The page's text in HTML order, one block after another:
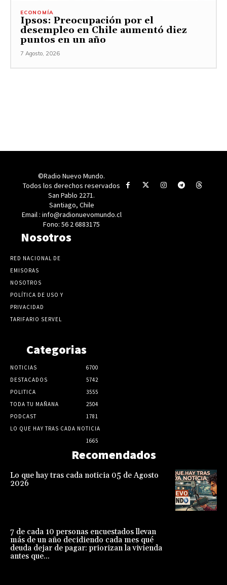
ECONOMÍA
Ipsos: Preocupación por el
desempleo en Chile aumentó diez
puntos en un año
7 Agosto, 2026
©Radio Nuevo Mundo.
Todos los derechos reservados
San Pablo 2271.
Santiago, Chile
Email : info@radionuevomundo.cl
Fono: 56 2 6883175
Nosotros
RED NACIONAL DE
EMISORAS
NOSOTROS
POLÍTICA DE USO Y
PRIVACIDAD
TARIFARIO SERVEL
Categorias
NOTICIAS
6700
DESTACADOS
5742
POLITICA
3555
TODA TU MAÑANA
2504
PODCAST
1781
LO QUE HAY TRAS CADA NOTICIA
1665
Recomendados
Lo que hay tras cada noticia 05 de Agosto
2026
7 de cada 10 personas encuestados llevan
más de un año decidiendo cada mes qué
deuda dejar de pagar: priorizan la vivienda
antes que...